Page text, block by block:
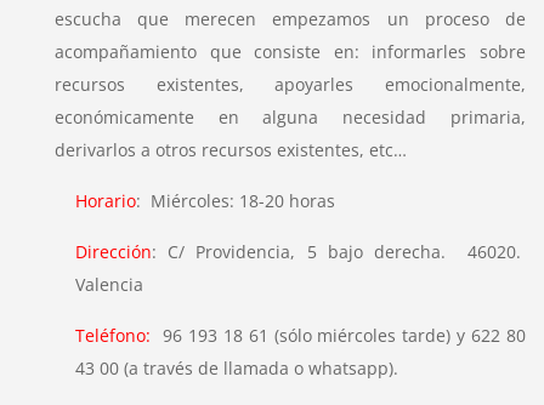
escucha que merecen empezamos un proceso de
acompañamiento que consiste en: informarles sobre
recursos existentes, apoyarles emocionalmente,
económicamente en alguna necesidad primaria,
derivarlos a otros recursos existentes, etc…
Horario: Miércoles: 18-20 horas
Dirección: C/ Providencia, 5 bajo derecha. 46020.
Valencia
Teléfono: 96 193 18 61 (sólo miércoles tarde) y 622 80
43 00 (a través de llamada o whatsapp).